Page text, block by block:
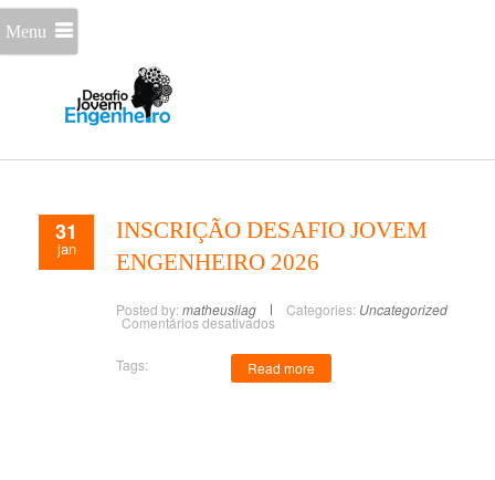
Menu
31
jan
INSCRIÇÃO DESAFIO JOVEM
ENGENHEIRO 2026
Posted by: matheusliag Categories: Uncategorized
Comentários desativados
Read more
Tags: